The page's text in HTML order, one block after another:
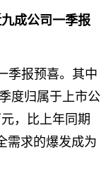
成公司一季报
季报预喜。其中
度归属于上市公
，比上年同期
需求的爆发成为